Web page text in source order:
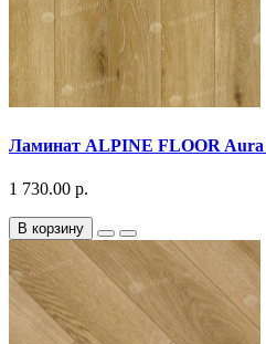
Ламинат ALPINE FLOOR Aura
1 730.00 р.
В корзину